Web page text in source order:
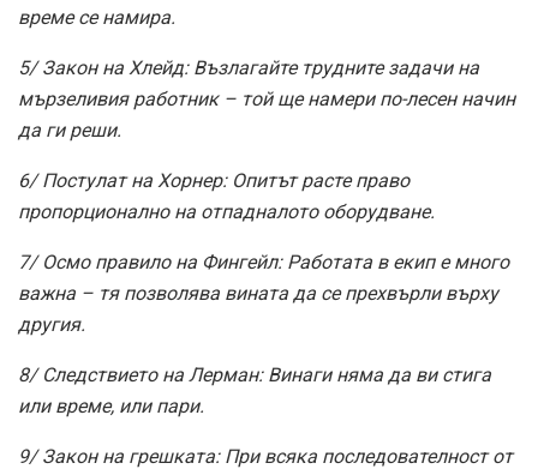
време се намира.
5/ Закон на Хлейд: Възлагайте трудните задачи на
мързеливия работник – той ще намери по-лесен начин
да ги реши.
6/ Постулат на Хорнер: Опитът расте право
пропорционално на отпадналото оборудване.
7/ Осмо правило на Фингейл: Работата в екип е много
важна – тя позволява вината да се прехвърли върху
другия.
8/ Следствието на Лерман: Винаги няма да ви стига
или време, или пари.
9/ Закон на грешката: При всяка последователност от